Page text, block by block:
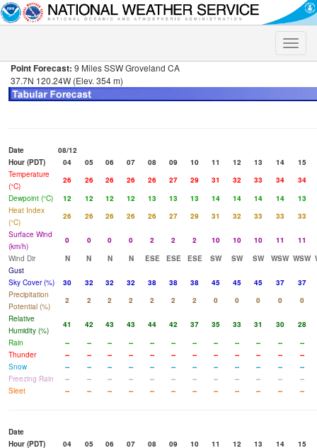
Toggle
Point Forecast: 9 Miles SSW Groveland CA
37.7N 120.24W (Elev. 354 m)
Date
08/12
Hour (PDT)
04 05 06 07 08 09 10 11 12 13 14
15
Temperature
(°C)
26 26 26 26 26 27 29 31 32 33 34
34
Dewpoint (°C)
12 12 12 12 13 13 13 14 14 14 14
13
Heat Index
(°C)
26 26 26 26 26 27 29 31 32 33 33
33
Surface Wind
(km/h)
0 0 0 0 2 2 2 10 10 10 11
11
Wind Dir
N N N N ESE ESE ESE SW SW SW WSW WSW
Gust
Sky Cover (%)
30 32 32 32 38 38 38 45 45 45 37
37
Precipitation
Potential (%)
2 2 2 2 2 2 2 0 0 0 0
0
Relative
Humidity (%)
41 42 43 43 44 42 37 35 33 31 30
28
Rain
-- -- -- -- -- -- -- -- -- -- --
--
Thunder
-- -- -- -- -- -- -- -- -- -- --
--
Snow
-- -- -- -- -- -- -- -- -- -- --
--
Freezing Rain
-- -- -- -- -- -- -- -- -- -- --
--
Sleet
-- -- -- -- -- -- -- -- -- -- -- --
Date
Hour (PDT)
04 05 06 07 08 09 10 11 12 13 14
15